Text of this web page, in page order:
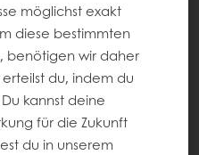
möglichst exakt
diese bestimmten
benötigen wir daher
du, indem du
kannst deine
für die Zukunft
du in unserem